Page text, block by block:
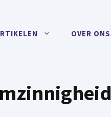
OVER ONS